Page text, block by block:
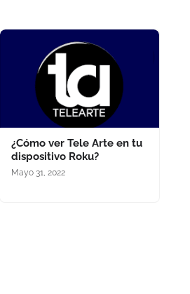
¿Cómo ver Tele Arte en tu
dispositivo Roku?
Mayo 31, 2022